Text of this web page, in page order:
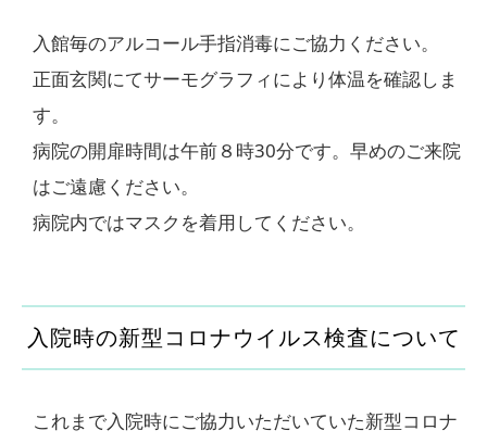
入館毎のアルコール手指消毒にご協力ください。
正面玄関にてサーモグラフィにより体温を確認しま
す。
病院の開扉時間は午前８時30分です。早めのご来院
はご遠慮ください。
病院内ではマスクを着用してください。
入院時の新型コロナウイルス検査について
これまで入院時にご協力いただいていた新型コロナ